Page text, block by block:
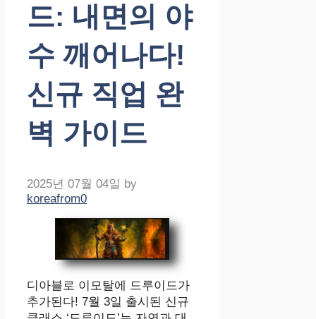
드: 내면의 야
수 깨어나다!
신규 직업 완
벽 가이드
2025년 07월 04일 by
koreafrom0
디아블로 이모탈에 드루이드가
추가된다! 7월 3일 출시된 신규